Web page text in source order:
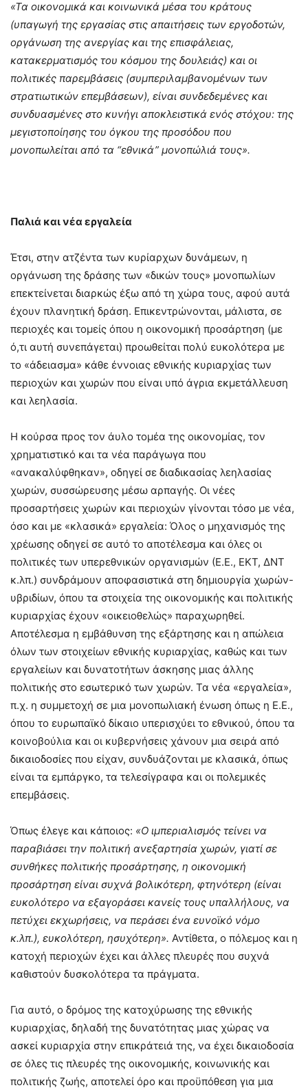
«Τα οικονομικά και κοινωνικά μέσα του κράτους
(υπαγωγή της εργασίας στις απαιτήσεις των εργοδοτών,
οργάνωση της ανεργίας και της επισφάλειας,
κατακερματισμός του κόσμου της δουλειάς) και οι
πολιτικές παρεμβάσεις (συμπεριλαμβανομένων των
στρατιωτικών επεμβάσεων), είναι συνδεδεμένες και
συνδυασμένες στο κυνήγι αποκλειστικά ενός στόχου: της
μεγιστοποίησης του όγκου της προσόδου που
μονοπωλείται από τα “εθνικά” μονοπώλιά τους».
Παλιά και νέα εργαλεία
Έτσι, στην ατζέντα των κυρίαρχων δυνάμεων, η
οργάνωση της δράσης των «δικών τους» μονοπωλίων
επεκτείνεται διαρκώς έξω από τη χώρα τους, αφού αυτά
έχουν πλανητική δράση. Επικεντρώνονται, μάλιστα, σε
περιοχές και τομείς όπου η οικονομική προσάρτηση (με
ό,τι αυτή συνεπάγεται) προωθείται πολύ ευκολότερα με
το «άδειασμα» κάθε έννοιας εθνικής κυριαρχίας των
περιοχών και χωρών που είναι υπό άγρια εκμετάλλευση
και λεηλασία.
Η κούρσα προς τον άυλο τομέα της οικονομίας, τον
χρηματιστικό και τα νέα παράγωγα που
«ανακαλύφθηκαν», οδηγεί σε διαδικασίας λεηλασίας
χωρών, συσσώρευσης μέσω αρπαγής. Οι νέες
προσαρτήσεις χωρών και περιοχών γίνονται τόσο με νέα,
όσο και με «κλασικά» εργαλεία: Όλος ο μηχανισμός της
χρέωσης οδηγεί σε αυτό το αποτέλεσμα και όλες οι
πολιτικές των υπερεθνικών οργανισμών (Ε.Ε., ΕΚΤ, ΔΝΤ
κ.λπ.) συνδράμουν αποφασιστικά στη δημιουργία χωρών-
υβριδίων, όπου τα στοιχεία της οικονομικής και πολιτικής
κυριαρχίας έχουν «οικειοθελώς» παραχωρηθεί.
Αποτέλεσμα η εμβάθυνση της εξάρτησης και η απώλεια
όλων των στοιχείων εθνικής κυριαρχίας, καθώς και των
εργαλείων και δυνατοτήτων άσκησης μιας άλλης
πολιτικής στο εσωτερικό των χωρών. Τα νέα «εργαλεία»,
π.χ. η συμμετοχή σε μια μονοπωλιακή ένωση όπως η Ε.Ε.,
όπου το ευρωπαϊκό δίκαιο υπερισχύει το εθνικού, όπου τα
κοινοβούλια και οι κυβερνήσεις χάνουν μια σειρά από
δικαιοδοσίες που είχαν, συνδυάζονται με κλασικά, όπως
είναι τα εμπάργκο, τα τελεσίγραφα και οι πολεμικές
επεμβάσεις.
Όπως έλεγε και κάποιος: «Ο ιμπεριαλισμός τείνει να
παραβιάσει την πολιτική ανεξαρτησία χωρών, γιατί σε
συνθήκες πολιτικής προσάρτησης, η οικονομική
προσάρτηση είναι συχνά βολικότερη, φτηνότερη (είναι
ευκολότερο να εξαγοράσει κανείς τους υπαλλήλους, να
πετύχει εκχωρήσεις, να περάσει ένα ευνοϊκό νόμο
κ.λπ.), ευκολότερη, ησυχότερη». Αντίθετα, ο πόλεμος και η
κατοχή περιοχών έχει και άλλες πλευρές που συχνά
καθιστούν δυσκολότερα τα πράγματα.
Για αυτό, ο δρόμος της κατοχύρωσης της εθνικής
κυριαρχίας, δηλαδή της δυνατότητας μιας χώρας να
ασκεί κυριαρχία στην επικράτειά της, να έχει δικαιοδοσία
σε όλες τις πλευρές της οικονομικής, κοινωνικής και
πολιτικής ζωής, αποτελεί όρο και προϋπόθεση για μια